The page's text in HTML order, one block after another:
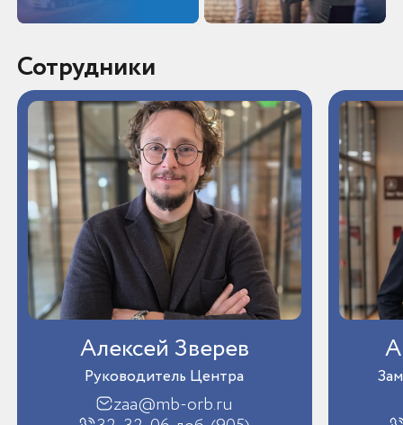
Сотрудники
Алексей Зверев
Руководитель Центра
zaa@mb-orb.ru